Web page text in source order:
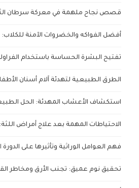
قصص نجاح ملهمة في معركة سرطان
أفضل الفواكه والخضروات الآمنة
تفتيح البشرة الحساسة باستخدام
الطرق الطبيعية لتهدئة آلام أسنان
استكشاف الأعشاب المهدئة: الحل
الاحتياطات المهمة بعد علاج أمراض
فهم العوامل الوراثية وتأثيرها على
تحقيق نوم عميق: تجنب الأرق ومخاطر